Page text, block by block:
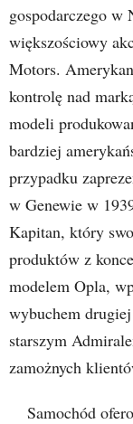
gospodarczego w
większościowy
Motors.
kontrolę nad
modeli
bardziej
przypadku
w Genewie w
Kapitan, który
produktów z
modelem Opla,
wybuchem
starszym
zamożnych
Samochód